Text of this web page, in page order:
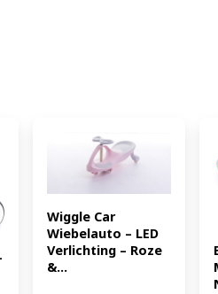
Wiggle Car
Wiebelauto – LED
Verlichting – Roze
&...